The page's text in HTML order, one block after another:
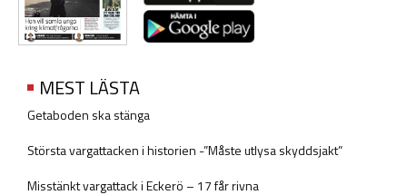
MEST LÄSTA
Getaboden ska stänga
Största vargattacken i historien -”Måste utlysa skyddsjakt”
Misstänkt vargattack i Eckerö – 17 får rivna